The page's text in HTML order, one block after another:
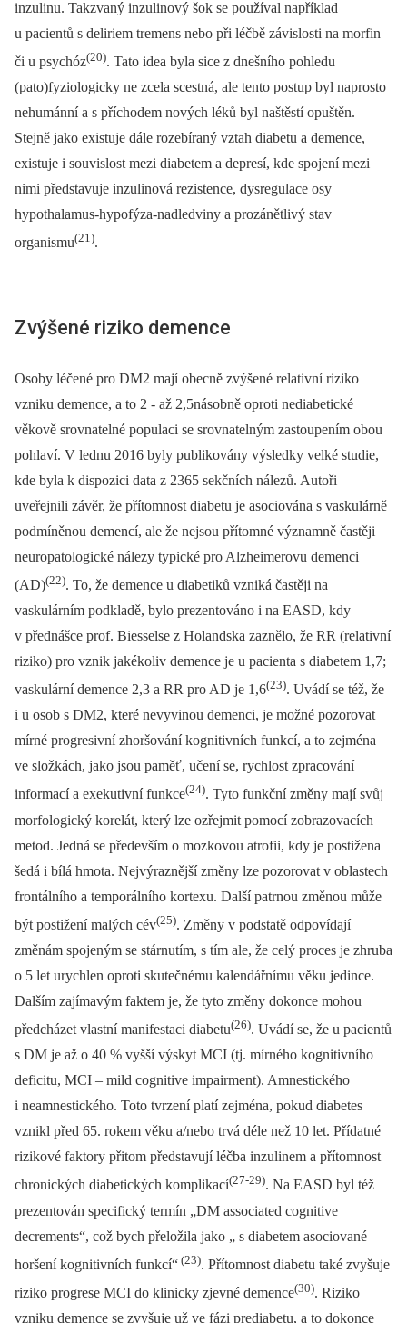
inzulinu. Takzvaný inzulinový šok se používal například
u pacientů s deliriem tremens nebo při léčbě závislosti na morfin
či u psychóz(20). Tato idea byla sice z dnešního pohledu
(pato)fyziologicky ne zcela scestná, ale tento postup byl naprosto
nehumánní a s příchodem nových léků byl naštěstí opuštěn.
Stejně jako existuje dále rozebíraný vztah diabetu a demence,
existuje i souvislost mezi diabetem a depresí, kde spojení mezi
nimi představuje inzulinová rezistence, dysregulace osy
hypothalamus-hypofýza-nadledviny a prozánětlivý stav
organismu(21).
Zvýšené riziko demence
Osoby léčené pro DM2 mají obecně zvýšené relativní riziko
vzniku demence, a to 2 -⁠ až 2,5násobně oproti nediabetické
věkově srovnatelné populaci se srovnatelným zastoupením obou
pohlaví. V lednu 2016 byly publikovány výsledky velké studie,
kde byla k dispozici data z 2365 sekčních nálezů. Autoři
uveřejnili závěr, že přítomnost diabetu je asociována s vaskulárně
podmíněnou demencí, ale že nejsou přítomné významně častěji
neuropatologické nálezy typické pro Alzheimerovu demenci
(AD)(22). To, že demence u diabetiků vzniká častěji na
vaskulárním podkladě, bylo prezentováno i na EASD, kdy
v přednášce prof. Biesselse z Holandska zaznělo, že RR (relativní
riziko) pro vznik jakékoliv demence je u pacienta s diabetem 1,7;
vaskulární demence 2,3 a RR pro AD je 1,6(23). Uvádí se též, že
i u osob s DM2, které nevyvinou demenci, je možné pozorovat
mírné progresivní zhoršování kognitivních funkcí, a to zejména
ve složkách, jako jsou paměť, učení se, rychlost zpracování
informací a exekutivní funkce(24). Tyto funkční změny mají svůj
morfologický korelát, který lze ozřejmit pomocí zobrazovacích
metod. Jedná se především o mozkovou atrofii, kdy je postižena
šedá i bílá hmota. Nejvýraznější změny lze pozorovat v oblastech
frontálního a temporálního kortexu. Další patrnou změnou může
být postižení malých cév(25). Změny v podstatě odpovídají
změnám spojeným se stárnutím, s tím ale, že celý proces je zhruba
o 5 let urychlen oproti skutečnému kalendářnímu věku jedince.
Dalším zajímavým faktem je, že tyto změny dokonce mohou
předcházet vlastní manifestaci diabetu(26). Uvádí se, že u pacientů
s DM je až o 40 % vyšší výskyt MCI (tj. mírného kognitivního
deficitu, MCI –⁠ mild cognitive impairment). Amnestického
i neamnestického. Toto tvrzení platí zejména, pokud diabetes
vznikl před 65. rokem věku a/nebo trvá déle než 10 let. Přídatné
rizikové faktory přitom představují léčba inzulinem a přítomnost
chronických diabetických komplikací(27-29). Na EASD byl též
prezentován specifický termín „DM associated cognitive
decrements“, což bych přeložila jako „ s diabetem asociované
horšení kognitivních funkcí“ (23). Přítomnost diabetu také zvyšuje
riziko progrese MCI do klinicky zjevné demence(30). Riziko
vzniku demence se zvyšuje už ve fázi prediabetu, a to dokonce